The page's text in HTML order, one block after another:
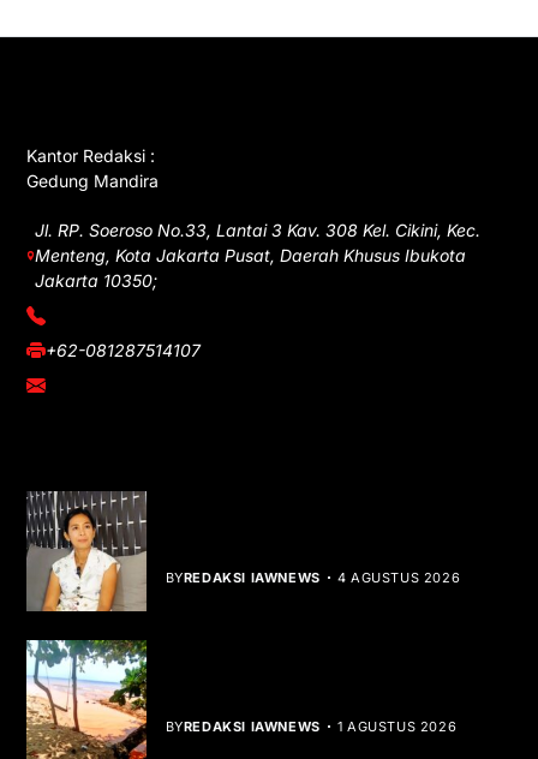
Kantor Redaksi :
Gedung Mandira
Jl. RP. Soeroso No.33, Lantai 3 Kav. 308 Kel. Cikini, Kec.
Menteng, Kota Jakarta Pusat, Daerah Khusus Ibukota
Jakarta 10350;
(021) 3908026
+62-081287514107
adm@iawnews.com
BYREDAKSI IAWNEWS 4 AGUSTUS 2026
BYREDAKSI IAWNEWS 1 AGUSTUS 2026